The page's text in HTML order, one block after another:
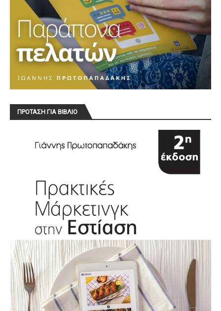
ΠΡΟΤΑΣΗ ΓΙΑ ΒΙΒΛΙΟ